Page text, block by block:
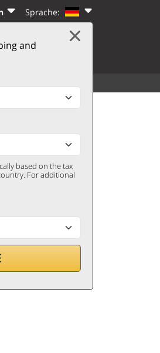
Sprache:
and
based on the tax
For additional
WARENKORB